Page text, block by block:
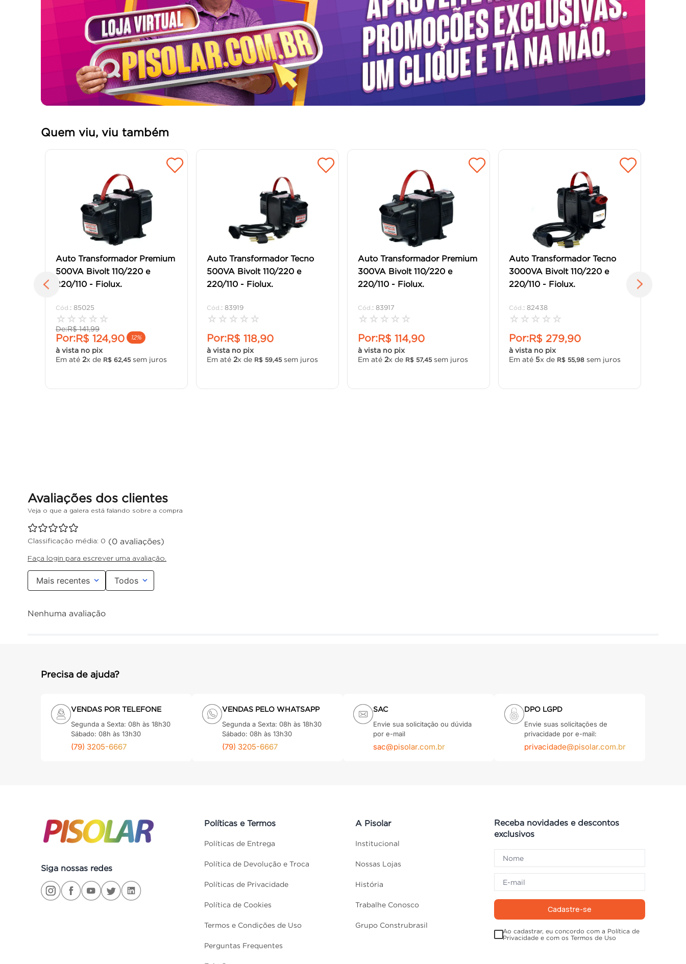
Quem viu, viu também
Auto Transformador Premium
500VA Bivolt 110/220 e
220/110 - Fiolux.
: 85025
☆ ☆ ☆ ☆ ☆
De:R$ 141,99
Por:R$ 124,90 12%
à vista no pix
Em até 2x de R$ 62,45 sem juros
Auto Transformador Tecno
500VA Bivolt 110/220 e
220/110 - Fiolux.
: 83919
☆ ☆ ☆ ☆ ☆
Por:R$ 118,90
à vista no pix
Em até 2x de R$ 59,45 sem juros
Auto Transformador Premium
300VA Bivolt 110/220 e
220/110 - Fiolux.
: 83917
☆ ☆ ☆ ☆ ☆
Por:R$ 114,90
à vista no pix
Em até 2x de R$ 57,45 sem juros
Auto Transformador Tecno
3000VA Bivolt 110/220 e
220/110 - Fiolux.
: 82438
☆ ☆ ☆ ☆ ☆
Por:R$ 279,90
à vista no pix
Em até 5x de R$ 55,98 sem juros
Classificação média: 0 (0 avaliações)
Faça login para escrever uma avaliação.
Mais recentes Todos
Nenhuma avaliação
Precisa de ajuda?
VENDAS POR TELEFONE
Segunda a Sexta: 08h às 18h30
Sábado: 08h às 13h30
(79) 3205-6667
VENDAS PELO WHATSAPP
Segunda a Sexta: 08h às 18h30
Sábado: 08h às 13h30
(79) 3205-6667
SAC
Envie sua solicitação ou dúvida
por e-mail
sac@pisolar.com.br
DPO LGPD
Envie suas solicitações de
privacidade por e-mail:
privacidade@pisolar.com.br
Siga nossas redes
Políticas e Termos
Políticas de Entrega
Política de Devolução e Troca
Políticas de Privacidade
Política de Cookies
Termos e Condições de Uso
Perguntas Frequentes
A Pisolar
Institucional
Nossas Lojas
História
Trabalhe Conosco
Grupo Construbrasil
Receba novidades e descontos
exclusivos
Cadastre-se
Ao cadastrar, eu concordo com a Política de
Privacidade e com os Termos de Uso